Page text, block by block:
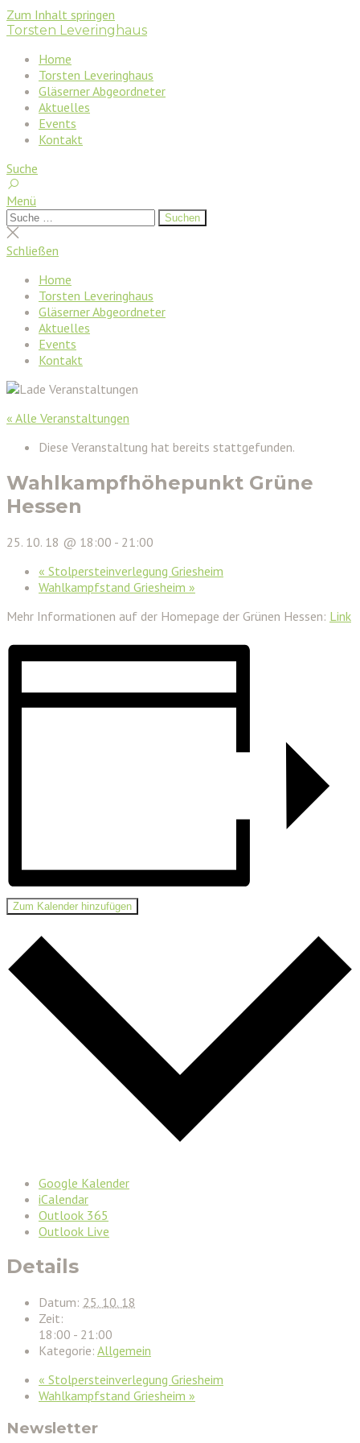
Zum Inhalt springen
Torsten Leveringhaus
Home
Torsten Leveringhaus
Gläserner Abgeordneter
Aktuelles
Events
Kontakt
Suche
Menü
Suchen
nach:
Suchen
Suche
schließen
Schließen
Home
Torsten Leveringhaus
Gläserner Abgeordneter
Aktuelles
Events
Kontakt
« Alle Veranstaltungen
Diese Veranstaltung hat bereits stattgefunden.
Wahlkampfhöhepunkt Grüne
Hessen
25. 10. 18 @ 18:00 - 21:00
« Stolpersteinverlegung Griesheim
Wahlkampfstand Griesheim »
Mehr Informationen auf der Homepage der Grünen Hessen: Link
Zum Kalender hinzufügen
Google Kalender
iCalendar
Outlook 365
Outlook Live
Details
Datum: 25. 10. 18
Zeit:
18:00 - 21:00
Kategorie: Allgemein
« Stolpersteinverlegung Griesheim
Wahlkampfstand Griesheim »
Newsletter